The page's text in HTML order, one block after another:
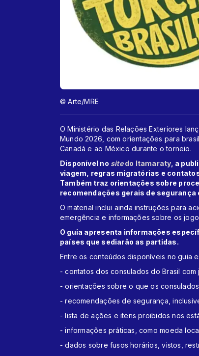
© Arte/MRE
O Ministério das Relações Exteriores
Mundo 2026, com orientações para
Canadá e ao México durante o torneio.
Disponível no sitedo Itamaraty, a
viagem, regras migratórias e
Também traz orientações sobre
recomendações gerais de
O material inclui ainda instruções para
emergência e informações sobre os
O guia apresenta informações
países que sediarão as partidas.
Entre os conteúdos disponíveis no guia
- contatos dos consulados do Brasil
- orientações sobre o que os
- recomendações de segurança,
- lista de ações e itens proibidos nos
- informações práticas, como moeda
- dados sobre fusos horários, vistos,